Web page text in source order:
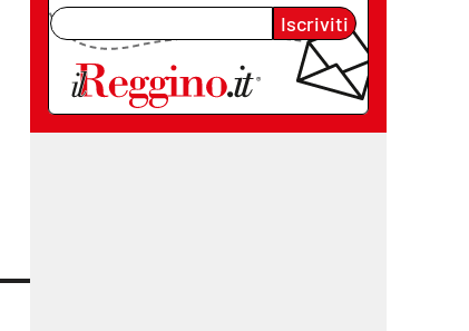
Iscriviti